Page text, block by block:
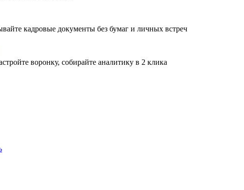
кадровые документы без бумаг и личных встреч
воронку, собирайте аналитику в 2 клика